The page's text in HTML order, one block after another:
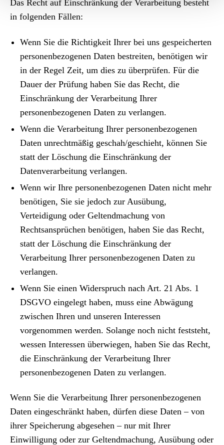
Das Recht auf Einschränkung der Verarbeitung besteht
in folgenden Fällen:
Wenn Sie die Richtigkeit Ihrer bei uns gespeicherten
personenbezogenen Daten bestreiten, benötigen wir
in der Regel Zeit, um dies zu überprüfen. Für die
Dauer der Prüfung haben Sie das Recht, die
Einschränkung der Verarbeitung Ihrer
personenbezogenen Daten zu verlangen.
Wenn die Verarbeitung Ihrer personenbezogenen
Daten unrechtmäßig geschah/geschieht, können Sie
statt der Löschung die Einschränkung der
Datenverarbeitung verlangen.
Wenn wir Ihre personenbezogenen Daten nicht mehr
benötigen, Sie sie jedoch zur Ausübung,
Verteidigung oder Geltendmachung von
Rechtsansprüchen benötigen, haben Sie das Recht,
statt der Löschung die Einschränkung der
Verarbeitung Ihrer personenbezogenen Daten zu
verlangen.
Wenn Sie einen Widerspruch nach Art. 21 Abs. 1
DSGVO eingelegt haben, muss eine Abwägung
zwischen Ihren und unseren Interessen
vorgenommen werden. Solange noch nicht feststeht,
wessen Interessen überwiegen, haben Sie das Recht,
die Einschränkung der Verarbeitung Ihrer
personenbezogenen Daten zu verlangen.
Wenn Sie die Verarbeitung Ihrer personenbezogenen
Daten eingeschränkt haben, dürfen diese Daten – von
ihrer Speicherung abgesehen – nur mit Ihrer
Einwilligung oder zur Geltendmachung, Ausübung oder